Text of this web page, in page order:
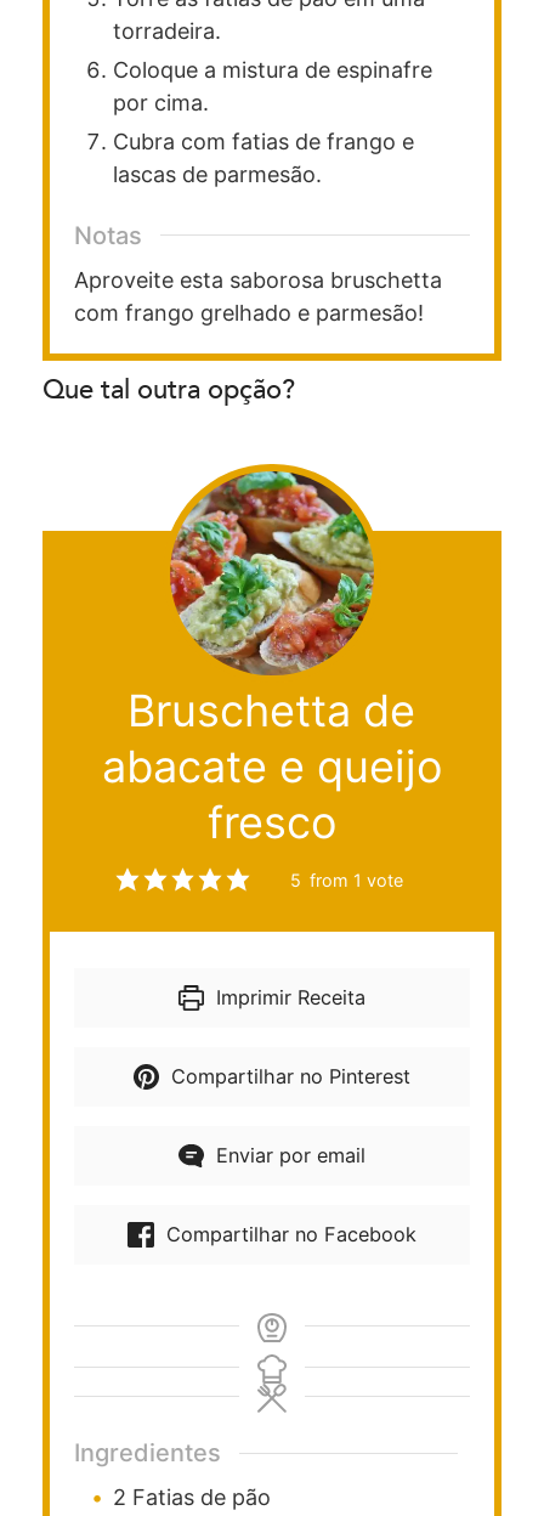
torradeira.
Coloque a mistura de espinafre
por cima.
Cubra com fatias de frango e
lascas de parmesão.
Notas
Aproveite esta saborosa bruschetta
com frango grelhado e parmesão!
Que tal outra opção?
Bruschetta de
abacate e queijo
fresco
5 from 1 vote
Imprimir Receita
Compartilhar no Pinterest
Enviar por email
Compartilhar no Facebook
Ingredientes
2 Fatias de pão